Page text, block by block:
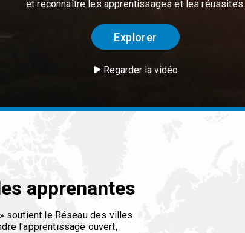
et reconnaître les apprentissages et les réussites.
Explorer
Regarder la vidéo
apprenantes
soutient le Réseau des villes
l'apprentissage ouvert,